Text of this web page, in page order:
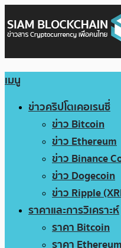
เมนู
ข่าวคริปโตเคอเรนซี่
ข่าว Bitcoin
ข่าว Ethereum
ข่าว Binance
ข่าว Dogecoin
ข่าว Ripple
ราคาและการวิเคราะห์
ราคา Bitcoin